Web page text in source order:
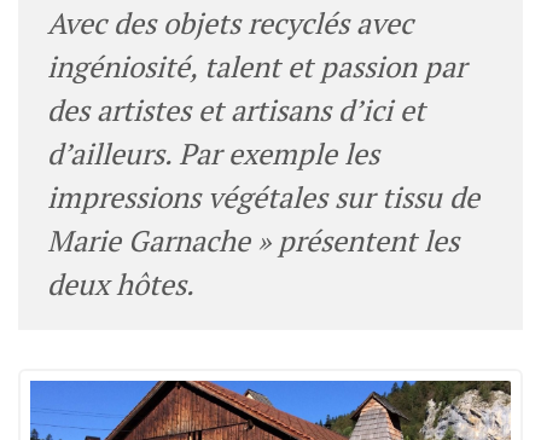
Avec des objets recyclés avec
ingéniosité, talent et passion par
des artistes et artisans d’ici et
d’ailleurs. Par exemple les
impressions végétales sur tissu de
Marie Garnache »présentent les
deux hôtes.